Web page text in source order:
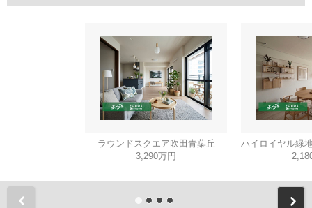
ラウンドスクエア吹田青葉丘
3,290万円
ハイロイヤル緑